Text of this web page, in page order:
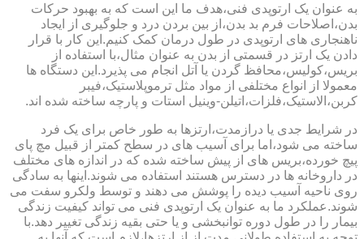
به عنوان یک ارتوپدی فنی،هدف ما این است که به بهبود حرکات
بدن،اصلاحات فرم بد بدن،از بین بردن درد و جلوگیری از ایجاد
ناهنجاری های ارتوپدی در طول درمان کمک کنیم.این کار با قرار
دادن یک ارتز در قسمتی از بدن به عنوان مثال،با استفاده از
بریس،کولیس،محافظ گردن یا آتل انجام می پذیرد.این دستگاه ها
معمولا از انواع مختلفی از مواد مثل ترموپلاستیک،فیبر
کربن،الاستیک،فلزات،اتیلن-وینیل استات و پارچه ساخته شده اند.
در شرایط جدی یا درازمدت،ارتزها به طور خاص برای یک فرد
ساخته می شود،اما برای آسیب های در سطح کمتر از قبیل مچ پای
پیچ خورده،بریس های از پیش ساخته شده که در اندازه های مختلف
در داروخانه ها در دسترس هستند استفاده می شوند.اینها به سادگی
روی ناحیه آسیب دیده را پوشش می دهند و توسط ولکرو سفت می
شوند.عملکرد ما به عنوان یک ارتوپدی فنی می تواند کیفیت زندگی
بیمار را در طول دوره توانبخشی و یا حتی بقیه زندگی تغییر دهد.با